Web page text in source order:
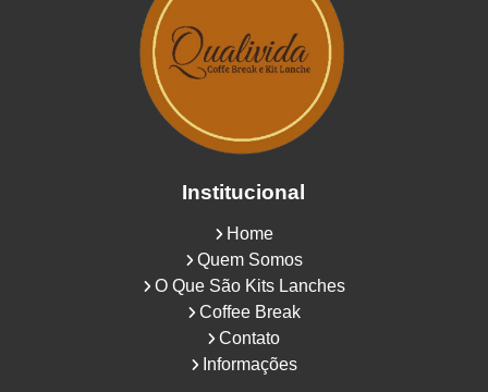
Institucional
Home
Quem Somos
O Que São Kits Lanches
Coffee Break
Contato
Informações